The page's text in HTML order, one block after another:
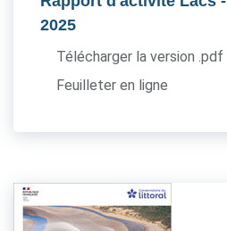
2025
Télécharger la version .pdf
Feuilleter en ligne